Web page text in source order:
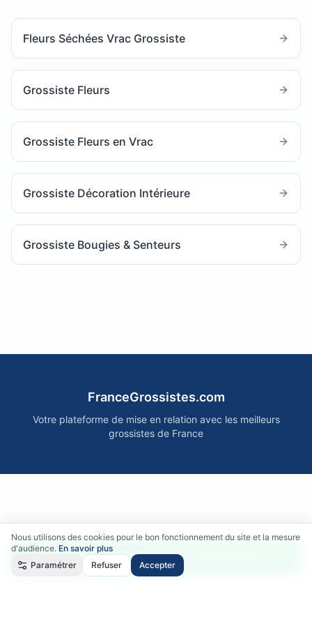
Nous utilisons des cookies pour le bon fonctionnement du site et la mesure
d'audience. En savoir plus
Paramétrer
Refuser Accepter
Fleurs Séchées Vrac Grossiste
Grossiste Fleurs
Grossiste Fleurs en Vrac
Grossiste Décoration Intérieure
Grossiste Bougies & Senteurs
Accéder gratuitement aux fournisseurs
FranceGrossistes.com
Votre plateforme de mise en relation avec les meilleurs
grossistes de France